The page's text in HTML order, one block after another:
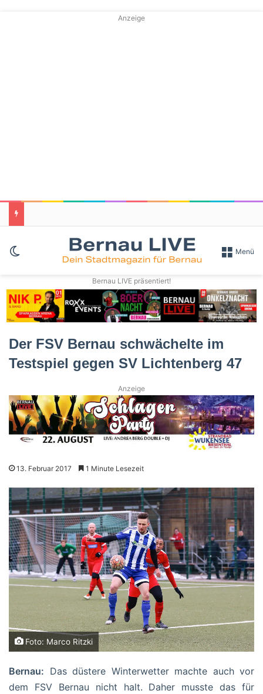
Anzeige
Skin umschalten Menü
Bernau LIVE präsentiert!
Der FSV Bernau schwächelte im
Testspiel gegen SV Lichtenberg 47
Anzeige
13. Februar 2017 1 Minute Lesezeit
Foto: Marco Ritzki
Bernau: Das düstere Winterwetter machte auch vor
dem FSV Bernau nicht halt. Daher musste das für